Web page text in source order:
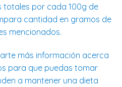
totales por cada 100g de
cantidad en gramos de
mencionados.
más información acerca
para que puedas tomar
a mantener una dieta